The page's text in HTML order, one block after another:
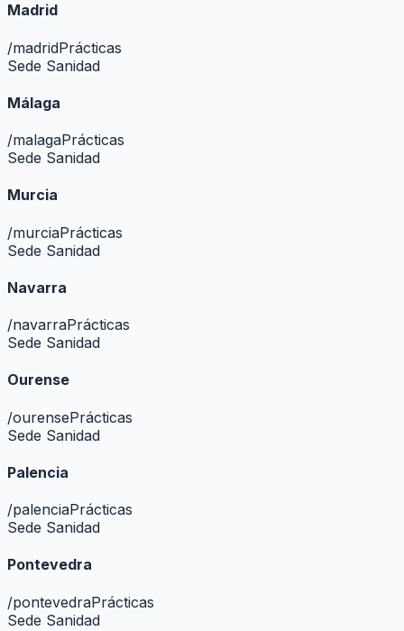
Madrid
/madridPrácticas
Sede Sanidad
Málaga
/malagaPrácticas
Sede Sanidad
Murcia
/murciaPrácticas
Sede Sanidad
Navarra
/navarraPrácticas
Sede Sanidad
Ourense
/ourensePrácticas
Sede Sanidad
Palencia
/palenciaPrácticas
Sede Sanidad
Pontevedra
/pontevedraPrácticas
Sede Sanidad